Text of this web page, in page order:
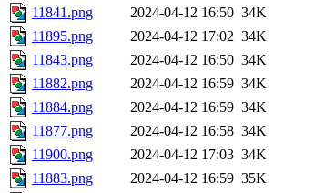
11841.png
2024-04-12 16:50 34K
11895.png
2024-04-12 17:02 34K
11843.png
2024-04-12 16:50 34K
11882.png
2024-04-12 16:59 34K
11884.png
2024-04-12 16:59 34K
11877.png
2024-04-12 16:58 34K
11900.png
2024-04-12 17:03 34K
11883.png
2024-04-12 16:59 35K